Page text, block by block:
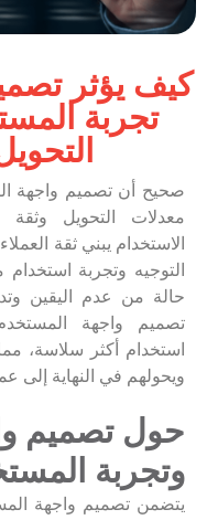
كيف يؤثر
تجربة
صحيح أن تصميم واجهة
معدلات التحويل وثقة
الاستخدام يبني ثقة
التوجيه وتجربة
حالة من عدم اليقين
تصميم واجهة
استخدام أكثر سلاسة،
ويحولهم في النهاية إلى
حول تصميم
وتجربة
يتضمن تصميم واجهة